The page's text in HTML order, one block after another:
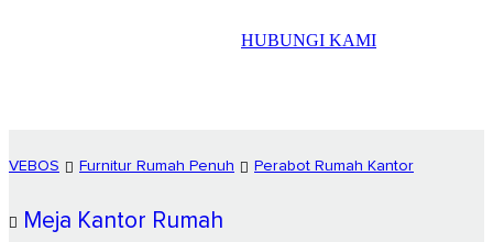
HUBUNGI KAMI
VEBOS Furnitur Rumah Penuh Perabot Rumah Kantor
Meja Kantor Rumah